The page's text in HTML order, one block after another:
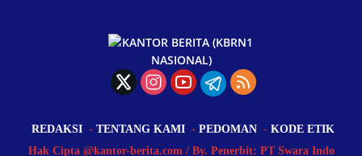
REDAKSI TENTANG KAMI PEDOMAN
KODE ETIK
Hak Cipta @kantor-berita.com / By. Penerbit: PT Swara Indo